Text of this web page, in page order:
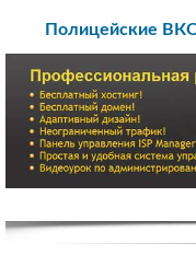
Полицейские